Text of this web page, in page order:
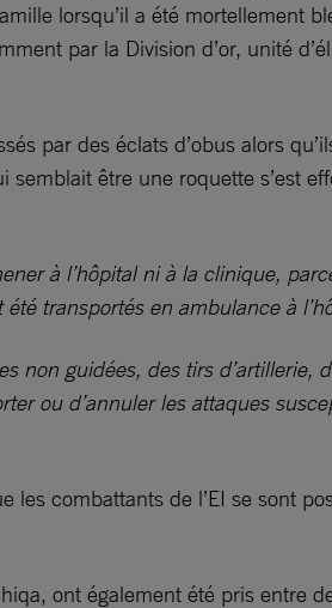
lorsqu’il a été mortellement
par la Division d’or, unité
par des éclats d’obus alors
être une roquette s’est
à l’hôpital ni à la clinique,
transportés en ambulance à
non guidées, des tirs d’artillerie,
ou d’annuler les attaques
combattants de l’EI se sont
ont également été pris